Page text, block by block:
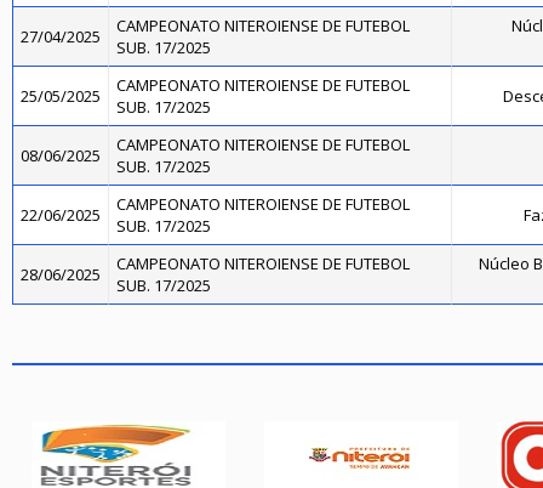
27/04/2025
CAMPEONATO NITEROIENSE DE FUTEBOL
SUB. 17/2025
25/05/2025
CAMPEONATO NITEROIENSE DE FUTEBOL
SUB. 17/2025
08/06/2025
CAMPEONATO NITEROIENSE DE FUTEBOL
SUB. 17/2025
22/06/2025
CAMPEONATO NITEROIENSE DE FUTEBOL
SUB. 17/2025
28/06/2025
CAMPEONATO NITEROIENSE DE FUTEBOL
SUB. 17/2025
Núcleo